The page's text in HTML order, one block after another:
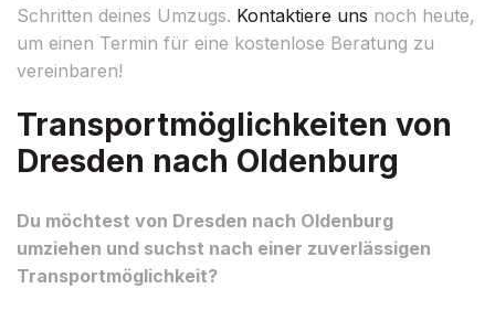
Schritten deines Umzugs. Kontaktiere uns noch heute,
um einen Termin für eine kostenlose Beratung zu
vereinbaren!
Transportmöglichkeiten von
Dresden nach Oldenburg
Du möchtest von Dresden nach Oldenburg
umziehen und suchst nach einer zuverlässigen
Transportmöglichkeit?